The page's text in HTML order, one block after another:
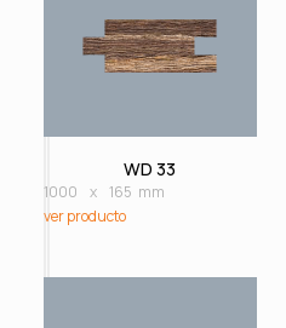
WD 33
1000 x 165 mm
ver producto